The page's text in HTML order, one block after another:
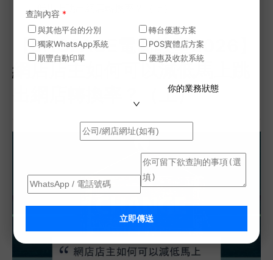
查詢內容 *
與其他平台的分別
轉台優惠方案
獨家WhatsApp系統
POS實體店方案
順豐自動印單
優惠及收款系統
你的業務狀態
立即傳送
低馬上跳出網店轉換率？（上）
【SHOPAGE電商教室2026】
網店店主如何可以減低馬上跳
出網店轉換率？（上）